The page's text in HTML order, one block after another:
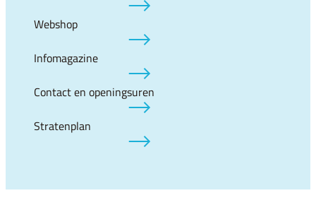
Webshop
Infomagazine
Contact en openingsuren
Stratenplan